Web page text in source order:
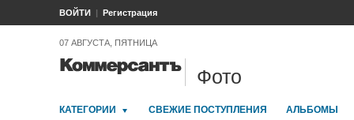
ВОЙТИ Регистрация
07 АВГУСТА, ПЯТНИЦА
Фото
КАТЕГОРИИ СВЕЖИЕ ПОСТУПЛЕНИЯ АЛЬБОМЫ